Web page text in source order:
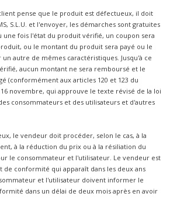
pense que le produit est défectueux, il doit
S.L.U. et l'envoyer, les démarches sont gratuites
fois l'état du produit vérifié, un coupon sera
ou le montant du produit sera payé ou le
autre de mêmes caractéristiques. Jusqu'à ce
aucun montant ne sera remboursé et le
(conformément aux articles 120 et 123 du
novembre, qui approuve le texte révisé de la loi
consommateurs et des utilisateurs et d'autres
le vendeur doit procéder, selon le cas, à la
à la réduction du prix ou à la résiliation du
le consommateur et l'utilisateur. Le vendeur est
de conformité qui apparaît dans les deux ans
et l'utilisateur doivent informer le
dans un délai de deux mois après en avoir